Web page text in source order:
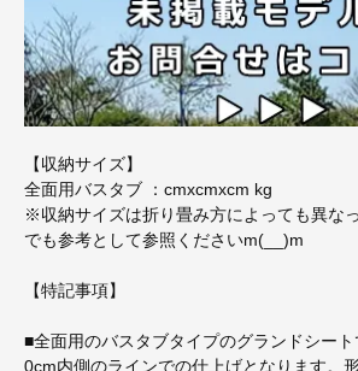
【収納サイズ】
全面用バスタブ ：cmxcmxcm kg
※収納サイズは折り畳み方によっても異な
でも参考として参照くださいm(__)m
【特記事項】
■全面用のバスタブタイプのグランドシー
0cm内側のラインでの仕上げとなります。